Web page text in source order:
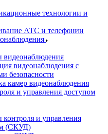
технологии и
АТС и телефонии
видеонаблюдения
видеонаблюдения с
безопасности
камер видеонаблюдения
и управления доступом
и управления
(СКУД)